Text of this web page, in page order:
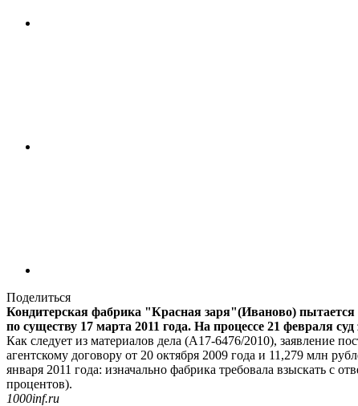
Поделиться
Кондитерская фабрика "Красная заря"(Иваново)
по существу 17 марта 2011 года. На процессе 21 февраля
Как следует из материалов дела (А17-6476/2010), заявление
агентскому договору от 20 октября 2009 года и 11,279 млн
января 2011 года: изначально фабрика требовала взыскать с
процентов).
1000inf.ru